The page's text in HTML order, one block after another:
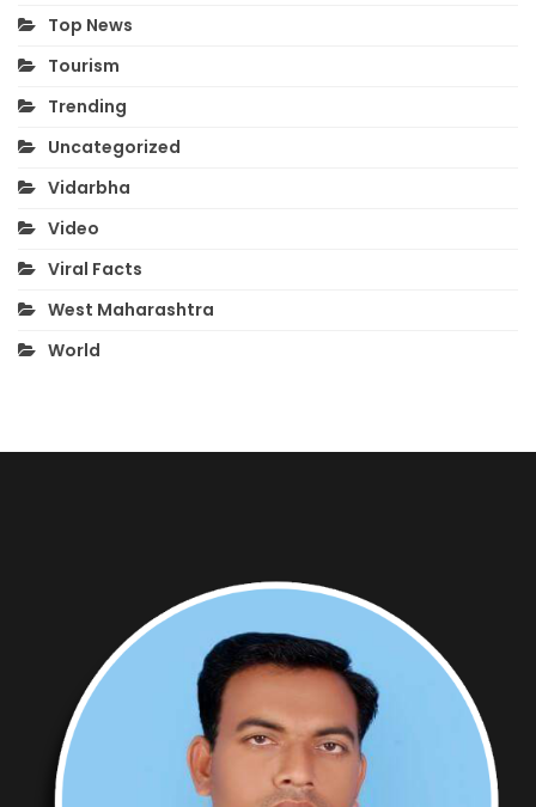
Top News
Tourism
Trending
Uncategorized
Vidarbha
Video
Viral Facts
West Maharashtra
World